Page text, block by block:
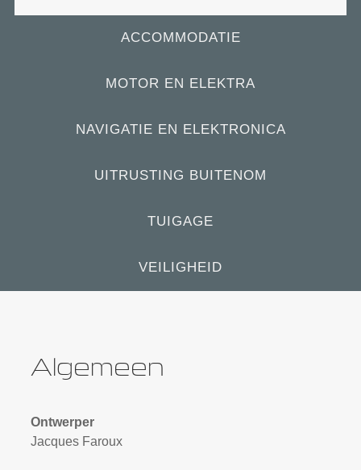
Algemeen
Ontwerper
Jacques Faroux
ACCOMMODATIE
MOTOR EN ELEKTRA
NAVIGATIE EN ELEKTRONICA
UITRUSTING BUITENOM
TUIGAGE
VEILIGHEID